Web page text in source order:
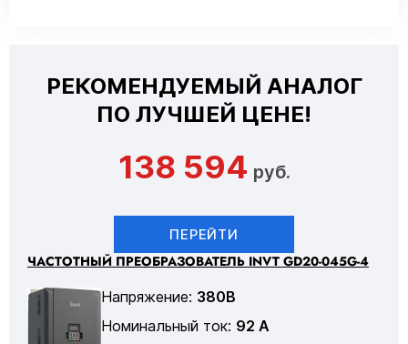
РЕКОМЕНДУЕМЫЙ АНАЛОГ
ПО ЛУЧШЕЙ ЦЕНЕ!
138 594 руб.
ПЕРЕЙТИ
ЧАСТОТНЫЙ ПРЕОБРАЗОВАТЕЛЬ INVT GD20-045G-4
Напряжение: 380В
Номинальный ток: 92 А